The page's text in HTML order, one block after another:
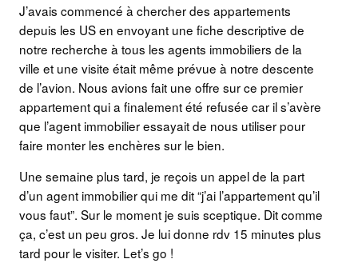
J’avais commencé à chercher des appartements
depuis les US en envoyant une fiche descriptive de
notre recherche à tous les agents immobiliers de la
ville et une visite était même prévue à notre descente
de l’avion. Nous avions fait une offre sur ce premier
appartement qui a finalement été refusée car il s’avère
que l’agent immobilier essayait de nous utiliser pour
faire monter les enchères sur le bien.
Une semaine plus tard, je reçois un appel de la part
d’un agent immobilier qui me dit “j’ai l’appartement qu’il
vous faut”. Sur le moment je suis sceptique. Dit comme
ça, c’est un peu gros. Je lui donne rdv 15 minutes plus
tard pour le visiter. Let’s go !